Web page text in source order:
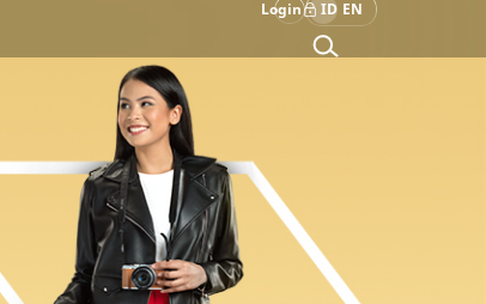
Login ID EN